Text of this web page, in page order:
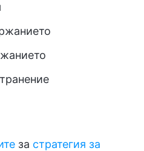
за стратегия за